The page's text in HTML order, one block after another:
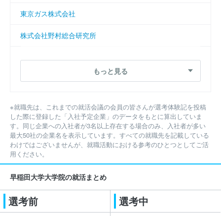
日本タタ・コンサルタンシー・サービシズ株式会社
富士通株式会社
株式会社日立製作所
シンプレクス株式会社
東京ガス株式会社
ＡＧＣ株式会社
デロイトトーマツコンサルティング合同会社
株式会社日本総合研究所
株式会社三井住友銀行
合同会社デロイトトーマツ
東京ガス株式会社
株式会社野村総合研究所
ＡＧＣ株式会社
株式会社ＮＴＴドコモ
富士通株式会社
中外製薬株式会社
富士フイルム株式会社
株式会社三井住友銀行
もっと見る
※就職先は、これまでの就活会議の会員の皆さんが選考体験記を投稿
した際に登録した「入社予定企業」のデータをもとに算出していま
す。同じ企業への入社者が3名以上存在する場合のみ、入社者が多い
最大50社の企業名を表示しています。すべての就職先を記載している
わけではございませんが、就職活動における参考のひとつとしてご活
用ください。
早稲田大学大学院の就活まとめ
選考前 選考中